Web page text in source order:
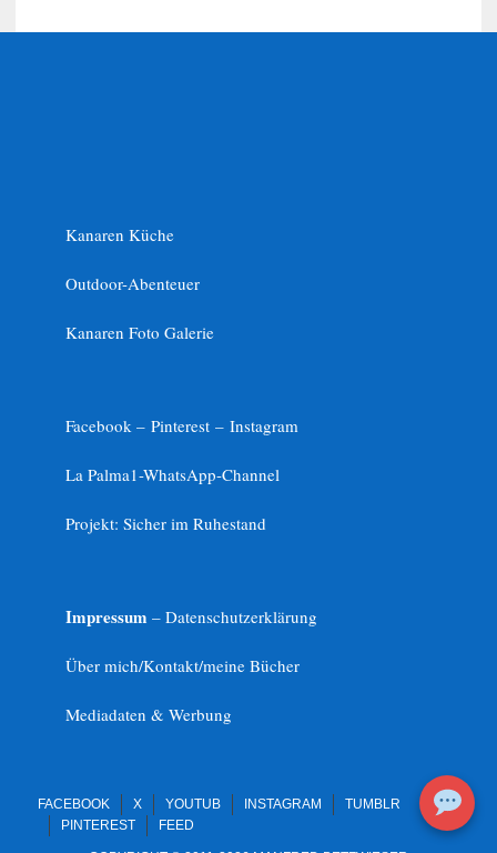
Kanaren Küche
Outdoor-Abenteuer
Kanaren Foto Galerie
Facebook – Pinterest – Instagram
La Palma1-WhatsApp-Channel
Projekt: Sicher im Ruhestand
Impressum – Datenschutzerklärung
Über mich/Kontakt/meine Bücher
Mediadaten & Werbung
FACEBOOK X YOUTUB INSTAGRAM
TUMBLR
PINTEREST
FEED